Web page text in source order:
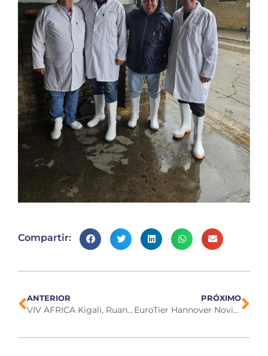
Compartir:
ANTERIOR
VIV AFRICA Kigali, Ruanda 2-3 de octubre de 2024
PRÓXIMO
EuroTier Hannover Noviembre 2024